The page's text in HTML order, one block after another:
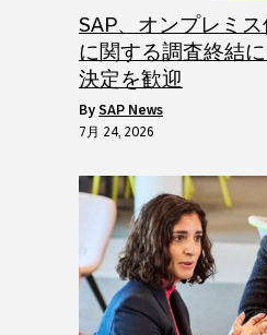
SAP、オンプレミ
に関する調査終結
決定を歓迎
by SAP News
7月 24, 2026